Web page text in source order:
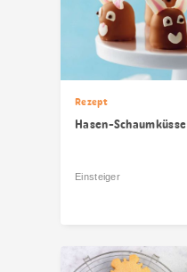
Rezept
Hasen-Schaumküsse
Einsteiger